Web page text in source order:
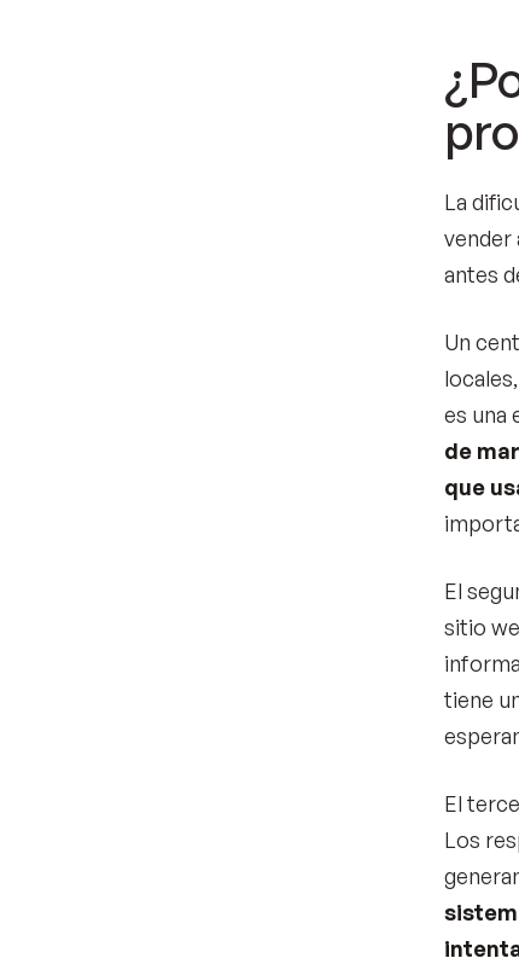
La
vender
antes
Un
es una
de
que
El
sitio
tiene
El
Los